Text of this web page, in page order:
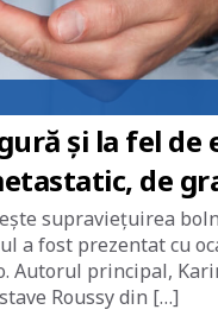
și la fel
de
supraviețuirea
a fost prezentat cu
Autorul principal,
Roussy din […]